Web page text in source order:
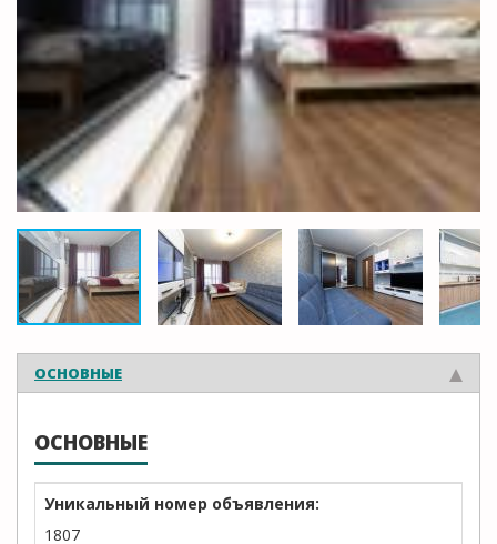
ОСНОВНЫЕ
ОСНОВНЫЕ
Уникальный номер объявления:
1807